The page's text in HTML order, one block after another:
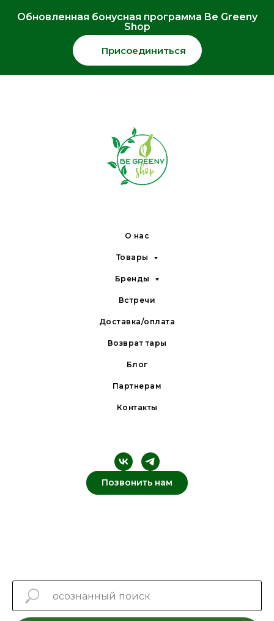
Обновленная бонусная программа Be Greeny
Shop
Присоединиться
О нас
Товары
Бренды
Встречи
Доставка/оплата
Возврат тары
Блог
Партнерам
Контакты
Позвонить нам